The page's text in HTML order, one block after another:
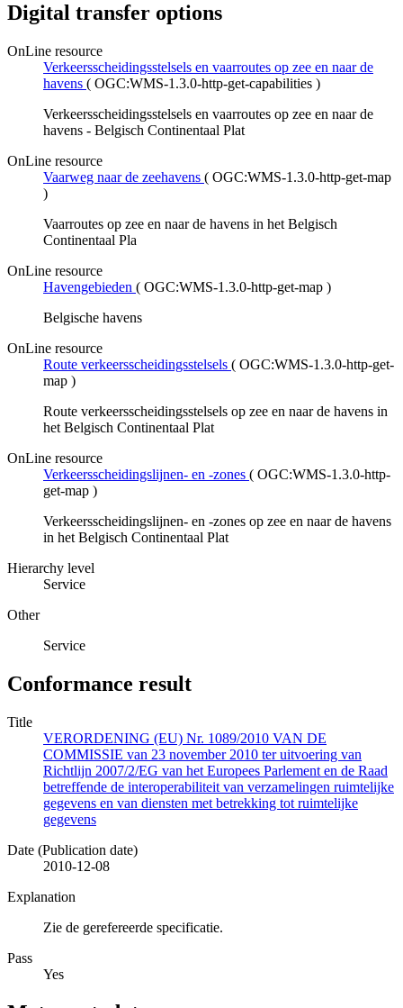
Digital transfer options
OnLine resource
Verkeersscheidingsstelsels en vaarroutes op zee en naar de
havens ( OGC:WMS-1.3.0-http-get-capabilities )
Verkeersscheidingsstelsels en vaarroutes op zee en naar de
havens - Belgisch Continentaal Plat
OnLine resource
Vaarweg naar de zeehavens ( OGC:WMS-1.3.0-http-get-map
)
Vaarroutes op zee en naar de havens in het Belgisch
Continentaal Pla
OnLine resource
Havengebieden ( OGC:WMS-1.3.0-http-get-map )
Belgische havens
OnLine resource
Route verkeersscheidingsstelsels ( OGC:WMS-1.3.0-http-get-
map )
Route verkeersscheidingsstelsels op zee en naar de havens in
het Belgisch Continentaal Plat
OnLine resource
Verkeersscheidingslijnen- en -zones ( OGC:WMS-1.3.0-http-
get-map )
Verkeersscheidingslijnen- en -zones op zee en naar de havens
in het Belgisch Continentaal Plat
Hierarchy level
Service
Other
Service
Conformance result
Title
VERORDENING (EU) Nr. 1089/2010 VAN DE
COMMISSIE van 23 november 2010 ter uitvoering van
Richtlijn 2007/2/EG van het Europees Parlement en de Raad
betreffende de interoperabiliteit van verzamelingen ruimtelijke
gegevens en van diensten met betrekking tot ruimtelijke
gegevens
Date (Publication date)
2010-12-08
Explanation
Zie de gerefereerde specificatie.
Pass
Yes